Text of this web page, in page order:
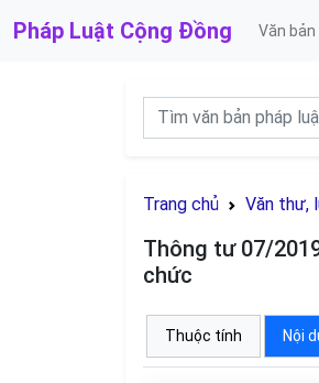
Pháp Luật Cộng Đồng Văn
Trang chủ Văn thư,
Thông tư 07/
chức
Thuộc tính Nội